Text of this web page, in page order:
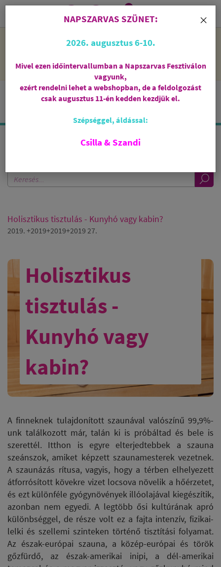
NAPSZARVAS SZÜNET: 2026. augusztus 6-10 - rendelni lehet
feldolgozni őket.
i
0
KERESÉS A BLOGBAN
Holisztikus tisztulás - Kunyhó vagy kabin?
2019. +2019+2019+2019 27.
Holisztikus
tisztulás -
Kunyhó vagy
kabin?
A finneknek tulajdonított szaunával valószínű 99,9%-
unk találkozott már, talán ki is próbáltad és bele is
szerettél. Itthon is egyre elterjedtebbek a szauna
szeánszok, amiket képzett szaunamesterek vezetnek.
A szaunázás rítusa, vagyis, hogy a térben elhelyezett
átforrósított kövekre vizet locsova növelik a hőérzetet,
és ezt különféle gyógynövények illóolajával kiegészítik,
azonban nem egyedi. A legtöbb ősi kultúrának apró
különbséggel, de része volt ez a fajta intenzív, fizikai-
lelki és szellemi szinteken történő tisztítási folyamat.
Az észak-európai szauna, a közép-európai és török
gőzfürdő, az észak-amerikai inipi, a dél-amerikai
×
NAPSZARVAS SZÜNET:
2026. augusztus 6-10.
Mivel ezen időintervallumban a Napszarvas Fesztiválon
vagyunk,
ezért rendelni lehet a webshopban, de a feldolgozást
csak augusztus 11-én kedden kezdjük el.
Szépséggel, áldással:
Csilla & Szandi